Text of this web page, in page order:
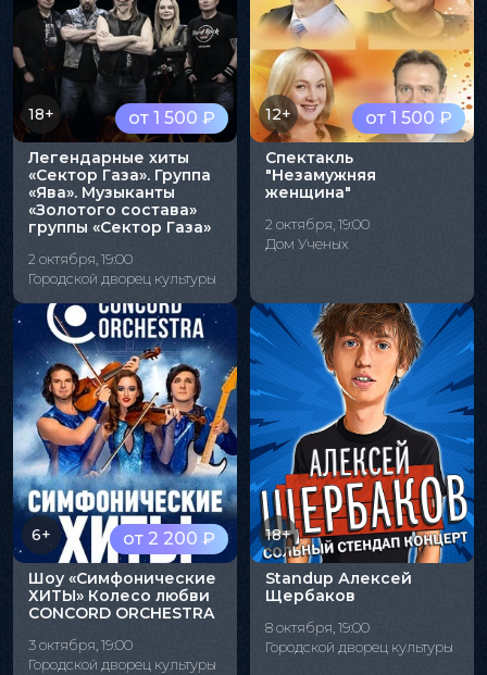
от 1 500 ₽
18+
Легендарные хиты
«Сектор Газа». Группа
«Ява». Музыканты
«Золотого состава»
группы «Сектор Газа»
2 октября, 19:00
Городской дворец культуры
от 1 500 ₽
12+
Спектакль
"Незамужняя
женщина"
2 октября, 19:00
Дом Ученых
от 2 200 ₽
6+
Шоу «Симфонические
ХИТЫ» Колесо любви
CONCORD ORCHESTRA
3 октября, 19:00
Городской дворец культуры
18+
Standup Алексей
Щербаков
8 октября, 19:00
Городской дворец культуры